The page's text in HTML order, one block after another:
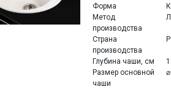
Форма
Метод
производства
Страна
производства
Глубина чаши, см
Размер основной
чаши